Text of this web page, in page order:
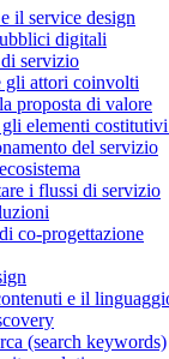
il service design
digitali
servizio
gli attori coinvolti
proposta di valore
elementi
del servizio
i flussi di servizio
co-progettazione
e il
(search keywords)